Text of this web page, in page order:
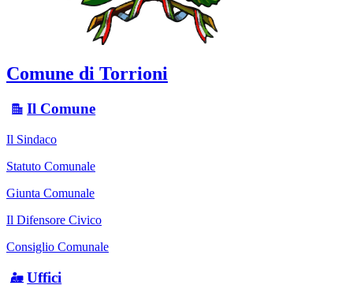
Comune di Torrioni
Il Comune
Il Sindaco
Statuto Comunale
Giunta Comunale
Il Difensore Civico
Consiglio Comunale
Uffici